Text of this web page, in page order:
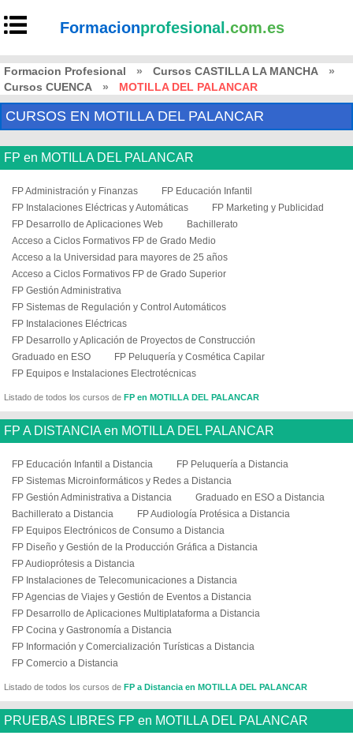
Formacionprofesional .com.es
Formacion Profesional » Cursos CASTILLA LA MANCHA
»
Cursos CUENCA
» MOTILLA DEL PALANCAR
CURSOS EN MOTILLA DEL PALANCAR
FP en MOTILLA DEL PALANCAR
FP Administración y Finanzas
FP Educación Infantil
FP Instalaciones Eléctricas y Automáticas
FP Marketing y Publicidad
FP Desarrollo de Aplicaciones Web
Bachillerato
Acceso a Ciclos Formativos FP de Grado Medio
Acceso a la Universidad para mayores de 25 años
Acceso a Ciclos Formativos FP de Grado Superior
FP Gestión Administrativa
FP Sistemas de Regulación y Control Automáticos
FP Instalaciones Eléctricas
FP Desarrollo y Aplicación de Proyectos de Construcción
Graduado en ESO
FP Peluquería y Cosmética Capilar
FP Equipos e Instalaciones Electrotécnicas
Listado de todos los cursos de FP en MOTILLA DEL PALANCAR
FP A DISTANCIA en MOTILLA DEL PALANCAR
FP Educación Infantil a Distancia
FP Peluquería a Distancia
FP Sistemas Microinformáticos y Redes a Distancia
FP Gestión Administrativa a Distancia
Graduado en ESO a Distancia
Bachillerato a Distancia
FP Audiología Protésica a Distancia
FP Equipos Electrónicos de Consumo a Distancia
FP Diseño y Gestión de la Producción Gráfica a Distancia
FP Audioprótesis a Distancia
FP Instalaciones de Telecomunicaciones a Distancia
FP Agencias de Viajes y Gestión de Eventos a Distancia
FP Desarrollo de Aplicaciones Multiplataforma a Distancia
FP Cocina y Gastronomía a Distancia
FP Información y Comercialización Turísticas a Distancia
FP Comercio a Distancia
Listado de todos los cursos de FP a Distancia en MOTILLA DEL PALANCAR
PRUEBAS LIBRES FP en MOTILLA DEL PALANCAR